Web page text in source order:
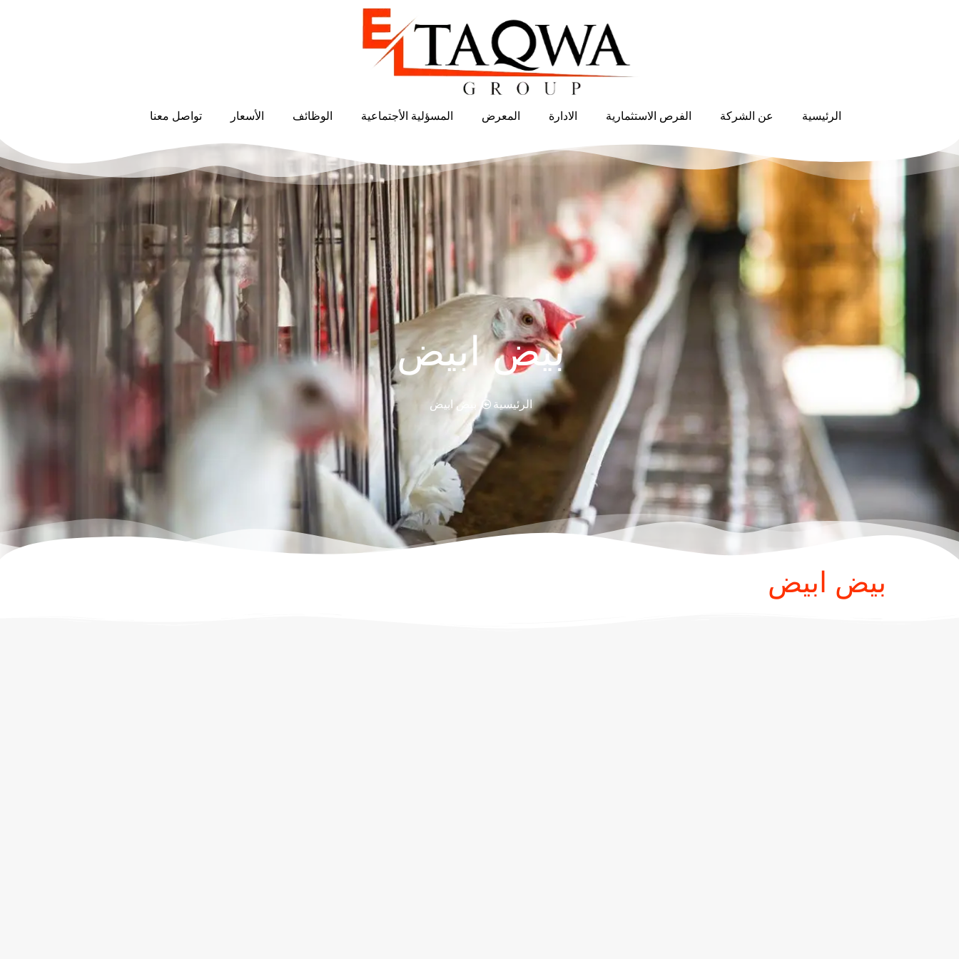
الرئيسية عن الشركة الفرص الاستثمارية الادارة المعرض المسؤلية الأجتماعية الوظائف الأسعار تواصل معنا
بيض ابيض
الرئيسية بيض ابيض
بيض ابيض